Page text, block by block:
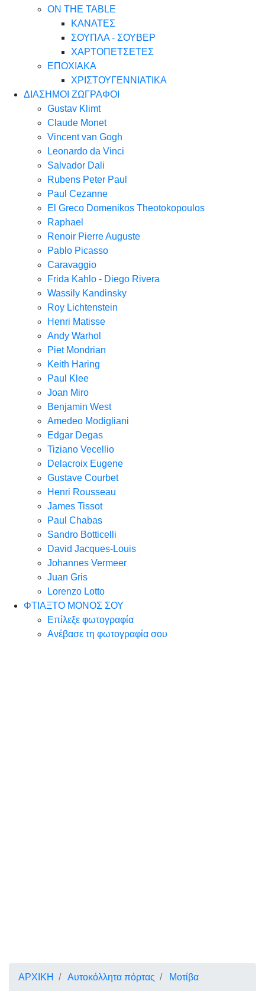
ON THE TABLE
ΚΑΝΑΤΕΣ
ΣΟΥΠΛΑ - ΣΟΥΒΕΡ
ΧΑΡΤΟΠΕΤΣΕΤΕΣ
ΕΠΟΧΙΑΚΑ
ΧΡΙΣΤΟΥΓΕΝΝΙΑΤΙΚΑ
ΔΙΑΣΗΜΟΙ ΖΩΓΡΑΦΟΙ
Gustav Klimt
Claude Monet
Vincent van Gogh
Leonardo da Vinci
Salvador Dali
Rubens Peter Paul
Paul Cezanne
El Greco Domenikos Theotokopoulos
Raphael
Renoir Pierre Auguste
Pablo Picasso
Caravaggio
Frida Kahlo - Diego Rivera
Wassily Kandinsky
Roy Lichtenstein
Henri Matisse
Andy Warhol
Piet Mondrian
Keith Haring
Paul Klee
Joan Miro
Benjamin West
Amedeo Modigliani
Edgar Degas
Tiziano Vecellio
Delacroix Eugene
Gustave Courbet
Henri Rousseau
James Tissot
Paul Chabas
Sandro Botticelli
David Jacques-Louis
Johannes Vermeer
Juan Gris
Lorenzo Lotto
ΦΤΙΑΞΤΟ ΜΟΝΟΣ ΣΟΥ
Επίλεξε φωτογραφία
Ανέβασε τη φωτογραφία σου
ΑΡΧΙΚΗ Αυτοκόλλητα πόρτας Μοτίβα